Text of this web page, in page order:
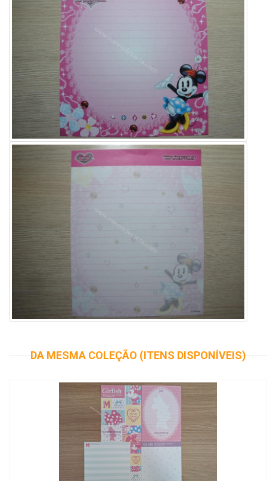
DA MESMA COLEÇÃO (ITENS DISPONÍVEIS)